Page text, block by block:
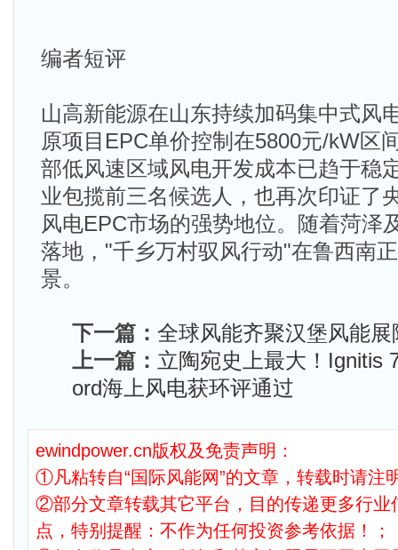
编者短评
山高新能源在山东持续加码集中式风
原项目EPC单价控制在5800元/kW区
部低风速区域风电开发成本已趋于稳
业包揽前三名候选人，也再次印证了
风电EPC市场的强势地位。随着菏泽
落地，"千乡万村驭风行动"在鲁西南
景。
下一篇： 全球风能齐聚汉堡风能
上一篇： 立陶宛史上最大！Ignitis
ord海上风电获环评通过
ewindpower.cn版权及免责声明：
①凡粘转自“国际风能网”的文章，转载时请注
②部分文章转载其它平台，目的传递更多行业
点，特别提醒：不作为任何投资参考依据！；